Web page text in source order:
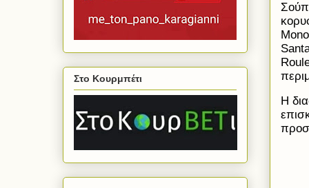
Η
Στο Κουρμπέτι